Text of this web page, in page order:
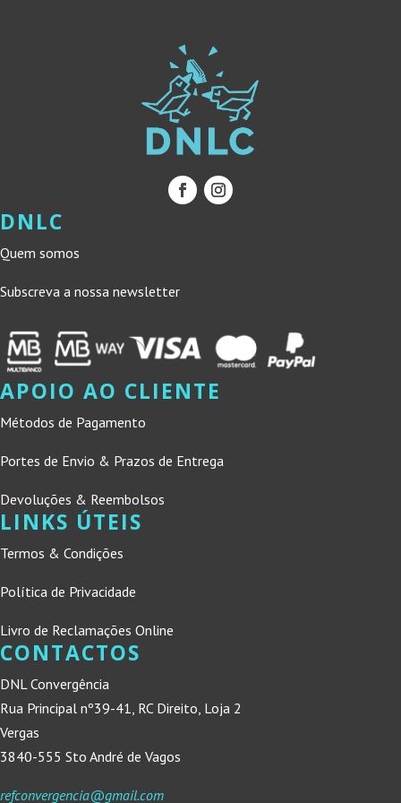
DNLC
Quem somos
Subscreva a nossa newsletter
APOIO AO CLIENTE
Métodos de Pagamento
Portes de Envio & Prazos de Entrega
Devoluções & Reembolsos
LINKS ÚTEIS
Termos & Condições
Política de Privacidade
Livro de Reclamações Online
CONTACTOS
DNL Convergência
Rua Principal nº39-41, RC Direito, Loja 2
Vergas
3840-555 Sto André de Vagos
refconvergencia@gmail.com